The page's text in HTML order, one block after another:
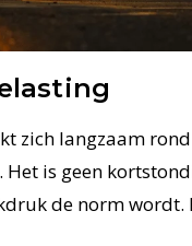
zich langzaam
is geen
de norm